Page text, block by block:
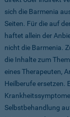
sich die Barmenia
Seiten. Für die auf
haftet allein der
nicht die Barmenia.
die Inhalte zum
eines Therapeuten,
Heilberufe ersetzen.
Selbstbehandlung